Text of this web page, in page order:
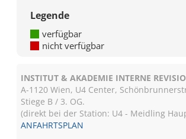
Legende
verfügbar
nicht verfügbar
INSTITUT & AKADEMIE INTERNE
A-1120 Wien, U4 Center,
Stiege B / 3. OG.
(direkt bei der Station: U4 - Meidling
ANFAHRTSPLAN